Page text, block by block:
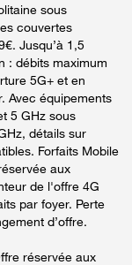
sous
couvertes
Jusqu’à 1,5
: débits maximum
5G+ et en
Avec équipements
5 GHz sous
détails sur
Forfaits Mobile
aux
de l'offre 4G
par foyer. Perte
d’offre.
réservée aux